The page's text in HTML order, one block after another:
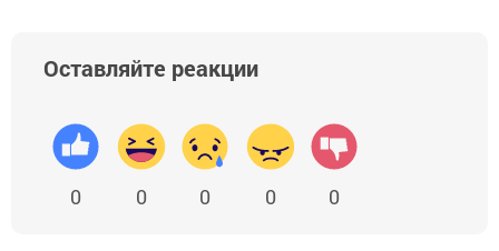
Оставляйте реакции
0 0 0 0 0